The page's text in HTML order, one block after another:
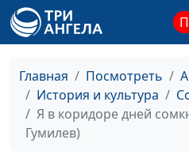
Главная Посмотреть
История и культура
Я в коридоре дней
Гумилев)
пламенея (Алексей
Толстой)